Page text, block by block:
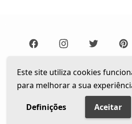
Este site utiliza cookies
para melhorar a sua
Definições Aceitar
Lista de Leitura Newsletter
Política de privacidade
© 2026 The Gentleman Portugal.